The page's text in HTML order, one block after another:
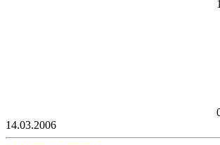
14.03.2006